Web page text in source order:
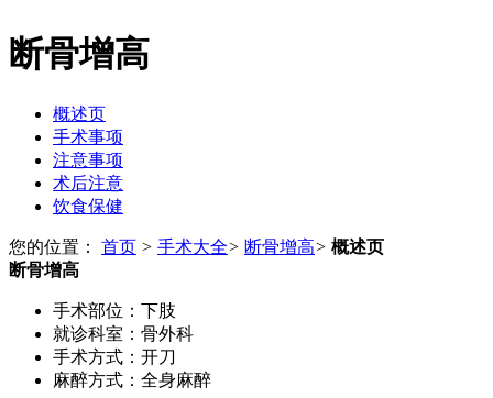
断骨增高
概述页
手术事项
注意事项
术后注意
饮食保健
您的位置： 首页 > 手术大全> 断骨增高> 概述页
断骨增高
手术部位： 下肢
就诊科室： 骨外科
手术方式： 开刀
麻醉方式： 全身麻醉